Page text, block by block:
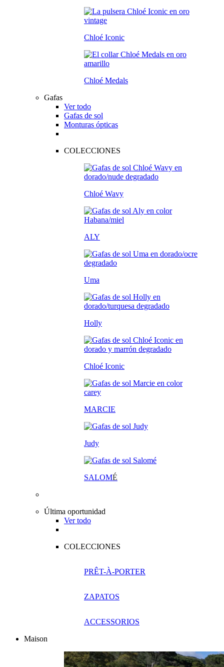
Chloé Iconic
Chloé Medals
Gafas
Ver todo
Gafas de sol
Monturas ópticas
COLECCIONES
Chloé Wavy
ALY
Uma
Holly
Chloé Iconic
MARCIE
Judy
SALOMÉ
Última oportunidad
Ver todo
COLECCIONES
PRÊT-À-PORTER
ZAPATOS
ACCESSORIOS
Maison